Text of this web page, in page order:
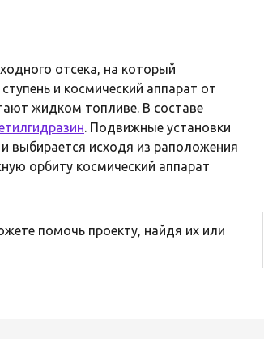
отсека, на который
и космический аппарат от
жидком топливе. В составе
. Подвижные установки
выбирается исходя из раположения
орбиту космический аппарат
помочь проекту, найдя их или